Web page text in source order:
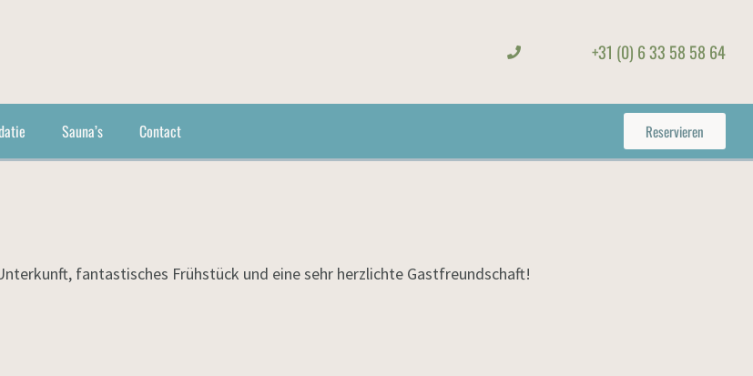
+31 (0) 6 33 58 58 64
Sauna’s Contact Reservieren
fantastisches Frühstück und eine sehr herzlichte Gastfreundschaft!